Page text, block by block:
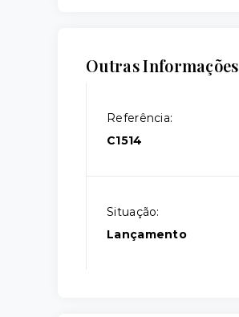
Outras Informações
Referência:
C1514
Situação:
Lançamento